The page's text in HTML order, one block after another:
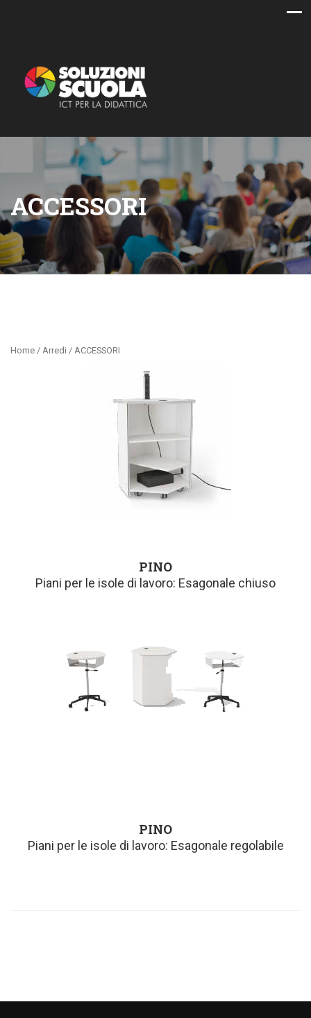
ACCESSORI
Home / Arredi / ACCESSORI
PINO
Piani per le isole di lavoro: Esagonale chiuso
PINO
Piani per le isole di lavoro: Esagonale regolabile